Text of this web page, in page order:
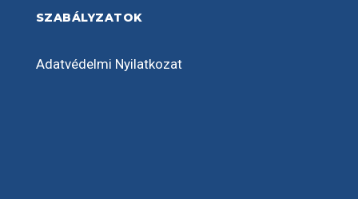
SZABÁLYZATOK
Adatvédelmi Nyilatkozat